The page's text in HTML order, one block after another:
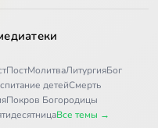
ПостМолитваЛитургияБог
детейСмерть
Покров Богородицы
Все темы →